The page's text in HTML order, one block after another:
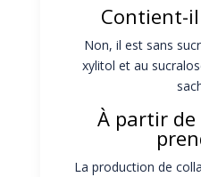
Contient-
Non, il est sans
xylitol et au
À partir de
La production de